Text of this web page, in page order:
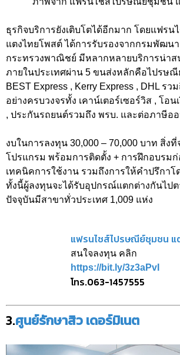
ธุรกิจบริการยังเติบโตได้อีกมาก โดยแฟร
แตงไทยโพสต์ ได้การรับรองจากกรมพัฒน
กระทรวงพาณิชย์ มีหลากหลายบริการน่าส
ภายในประเทศผ่าน 5 ขนส่งหลักคือไปรษณี
BEST Express , Kerry Express , DHL รว
อย่างครบวงจรทั้ง เคาน์เตอร์เซอร์วิส , โอ
, ประกันรถยนต์รวมถึง พรบ. และต่อภาษีอ
งบในการลงทุน 30,000 – 70,000 บาท สิ่ง
โปรแกรม พร้อมการติดตั้ง + การฝึกอบรม
เทคนิคการใช้งาน รวมถึงการให้คำปรึกา
ทั้งนี้ผู้ลงทุนจะได้รับอุปกรณ์แตกต่างกันไปต
ปัจจุบันมีสาขาทั่วประเทศ 1,009 แห่ง
แฟรนไชส์ไปรษณีย์ชุมชน แ
สนใจลงทุน คลิก
https://bit.ly/3z3aPvI
โทร.063-1457555
3.ศูนย์รักษาสิว เดอร์มิเนต